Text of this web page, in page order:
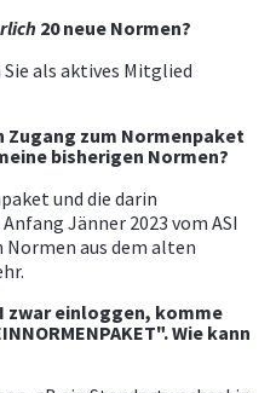
20 neue Normen?
als aktives Mitglied
Zugang zum Normenpaket
bisherigen Normen?
und die darin
Jänner 2023 vom ASI
aus dem alten
zwar einloggen, komme
Wie kann